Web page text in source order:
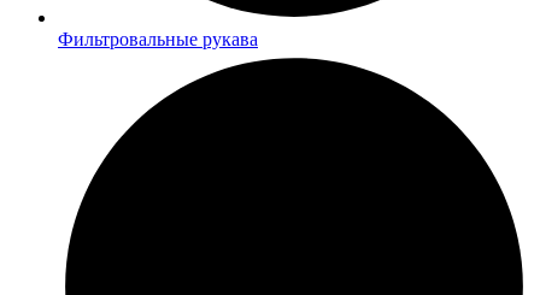
Фильтровальные рукава